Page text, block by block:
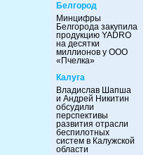
Белгород
Минцифры
Белгорода закупила
продукцию YADRO
на десятки
миллионов у ООО
«Пчелка»
Калуга
Владислав Шапша
и Андрей Никитин
обсудили
перспективы
развития отрасли
беспилотных
систем в Калужской
области